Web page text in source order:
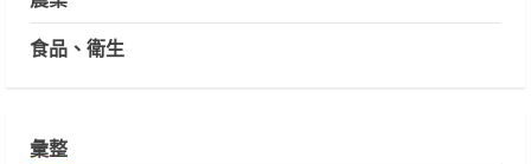
食品、衛生
彙整